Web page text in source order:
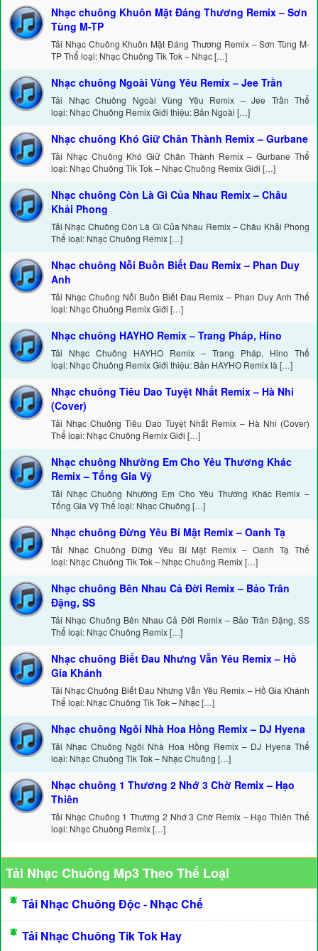
Nhạc chuông Khuôn Mặt Đáng Thương Remix – Sơn
Tùng M-TP
Tải Nhạc Chuông Khuôn Mặt Đáng Thương Remix – Sơn Tùng M-
TP Thể loại: Nhạc Chuông Tik Tok – Nhạc […]
Nhạc chuông Ngoài Vùng Yêu Remix – Jee Trần
Tải Nhạc Chuông Ngoài Vùng Yêu Remix – Jee Trần Thể
loại: Nhạc Chuông Remix Giới thiệu: Bản Ngoài […]
Nhạc chuông Khó Giữ Chân Thành Remix – Gurbane
Tải Nhạc Chuông Khó Giữ Chân Thành Remix – Gurbane Thể
loại: Nhạc Chuông Tik Tok – Nhạc Chuông Remix Giới […]
Nhạc chuông Còn Là Gì Của Nhau Remix – Châu
Khải Phong
Tải Nhạc Chuông Còn Là Gì Của Nhau Remix – Châu Khải Phong
Thể loại: Nhạc Chuông Remix […]
Nhạc chuông Nỗi Buồn Biết Đau Remix – Phan Duy
Anh
Tải Nhạc Chuông Nỗi Buồn Biết Đau Remix – Phan Duy Anh Thể
loại: Nhạc Chuông Remix Giới […]
Nhạc chuông HAYHO Remix – Trang Pháp, Hino
Tải Nhạc Chuông HAYHO Remix – Trang Pháp, Hino Thể
loại: Nhạc Chuông Remix Giới thiệu: Bản HAYHO Remix là […]
Nhạc chuông Tiêu Dao Tuyệt Nhất Remix – Hà Nhi
(Cover)
Tải Nhạc Chuông Tiêu Dao Tuyệt Nhất Remix – Hà Nhi (Cover)
Thể loại: Nhạc Chuông Remix Giới […]
Nhạc chuông Nhường Em Cho Yêu Thương Khác
Remix – Tống Gia Vỹ
Tải Nhạc Chuông Nhường Em Cho Yêu Thương Khác Remix –
Tống Gia Vỹ Thể loại: Nhạc Chuông […]
Nhạc chuông Đừng Yêu Bí Mật Remix – Oanh Tạ
Tải Nhạc Chuông Đừng Yêu Bí Mật Remix – Oanh Tạ Thể
loại: Nhạc Chuông Tik Tok – Nhạc Chuông Remix […]
Nhạc chuông Bên Nhau Cả Đời Remix – Bảo Trân
Đặng, SS
Tải Nhạc Chuông Bên Nhau Cả Đời Remix – Bảo Trân Đặng, SS
Thể loại: Nhạc Chuông Remix […]
Nhạc chuông Biết Đau Nhưng Vẫn Yêu Remix – Hồ
Gia Khánh
Tải Nhạc Chuông Biết Đau Nhưng Vẫn Yêu Remix – Hồ Gia Khánh
Thể loại: Nhạc Chuông Tik Tok – Nhạc […]
Nhạc chuông Ngôi Nhà Hoa Hồng Remix – DJ Hyena
Tải Nhạc Chuông Ngôi Nhà Hoa Hồng Remix – DJ Hyena Thể
loại: Nhạc Chuông Tik Tok – Nhạc Chuông […]
Nhạc chuông 1 Thương 2 Nhớ 3 Chờ Remix – Hạo
Thiên
Tải Nhạc Chuông 1 Thương 2 Nhớ 3 Chờ Remix – Hạo Thiên Thể
loại: Nhạc Chuông Remix […]
Tải Nhạc Chuông Mp3 Theo Thể Loại
Tải Nhạc Chuông Độc - Nhạc Chế
Tải Nhạc Chuông Tik Tok Hay